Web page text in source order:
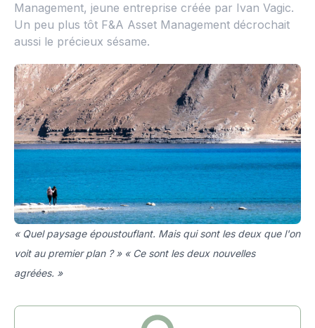
Management, jeune entreprise créée par Ivan Vagic.
Un peu plus tôt F&A Asset Management décrochait
aussi le précieux sésame.
« Quel paysage époustouflant. Mais qui sont les deux que l'on
voit au premier plan ? » « Ce sont les deux nouvelles
agréées. »